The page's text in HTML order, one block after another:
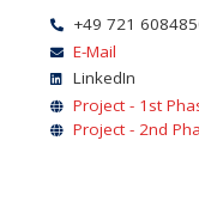
+49 721
E-Mail
LinkedIn
Project - 1st
Project - 2nd